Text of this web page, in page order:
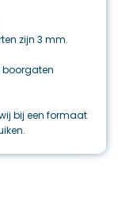
zijn 3 mm.
boorgaten
bij een formaat